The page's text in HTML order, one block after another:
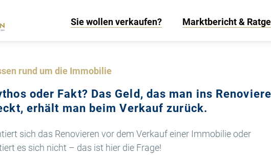
Sie wollen verkaufen? Marktbericht &
rund um die Immobilie
oder Fakt? Das Geld, das man ins
erhält man beim Verkauf zurück.
sich das Renovieren vor dem Verkauf einer Immobilie oder
es sich nicht – das ist hier die Frage!